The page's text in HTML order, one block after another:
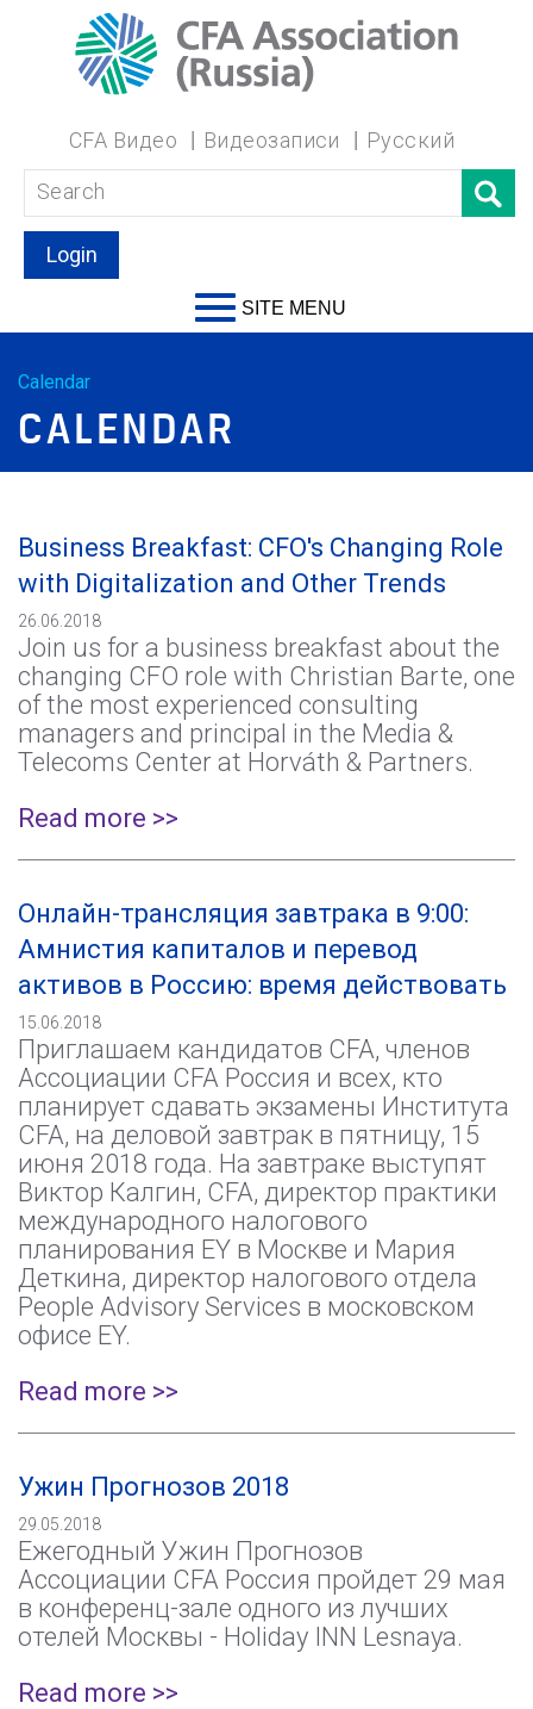
CFA Видео Видеозаписи Русский
Login
SITE MENU
Calendar
CALENDAR
Business Breakfast: CFO's Changing Role
with Digitalization and Other Trends
26.06.2018
Join us for a business breakfast about the
changing CFO role with Christian Barte, one
of the most experienced consulting
managers and principal in the Media &
Telecoms Center at Horváth & Partners.
Read more >>
Онлайн-трансляция завтрака в 9:00:
Амнистия капиталов и перевод
активов в Россию: время действовать
15.06.2018
Приглашаем кандидатов CFA, членов
Ассоциации CFA Россия и всех, кто
планирует сдавать экзамены Института
CFA, на деловой завтрак в пятницу, 15
июня 2018 года. На завтраке выступят
Виктор Калгин, CFA, директор практики
международного налогового
планирования EY в Москве и Мария
Деткина, директор налогового отдела
People Advisory Services в московском
офисе EY.
Read more >>
Ужин Прогнозов 2018
29.05.2018
Ежегодный Ужин Прогнозов
Ассоциации CFA Россия пройдет 29 мая
в конференц-зале одного из лучших
отелей Москвы - Holiday INN Lesnaya.
Read more >>